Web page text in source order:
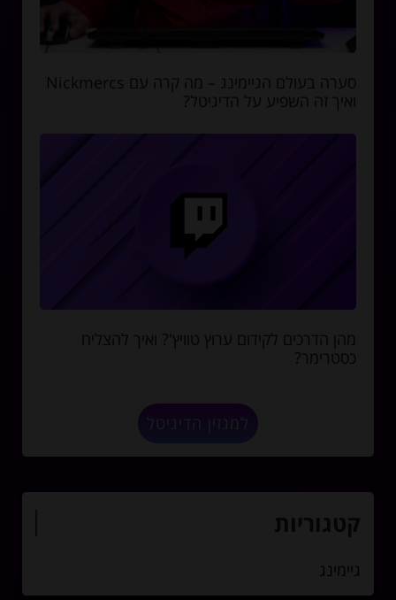
סערה בעולם הגיימינג – מה קרה עם Nickmercs
ואיך זה השפיע על הדיגיטל?
מהן הדרכים לקידום ערוץ טוויץ'? ואיך להצליח
כסטרימר?
למגזין הדיגיטל
גיימינג